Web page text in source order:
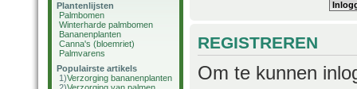
Plantenlijsten
Palmbomen
Winterharde palmbomen
Bananenplanten
Canna's (bloemriet)
Palmvarens
Populairste artikels
1)Verzorging bananenplanten
REGISTREREN
Om te kunnen